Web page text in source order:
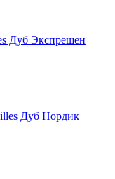
Дуб Экспрешен